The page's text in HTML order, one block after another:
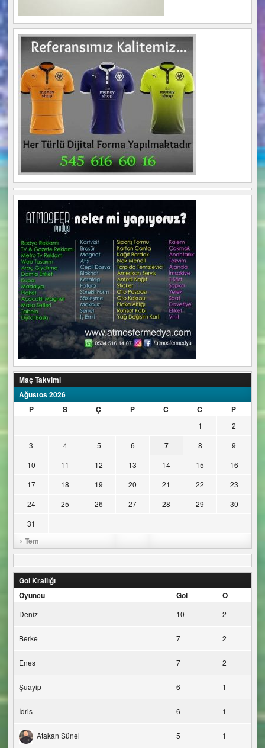
Maç Takvimi
Ağustos 2026
P
S Ç P C C P
« Tem
1
2
3
4 5 6 7 8
9
10
11 12 13 14 15
16
17
18 19 20 21 22
23
24
25 26 27 28 29
30
31
Gol Krallığı
Oyuncu
Gol O
Deniz 10 2
Berke 7 2
Enes 7 2
Şuayip 6 1
İdris 6 1
Atakan Sünel 5 1